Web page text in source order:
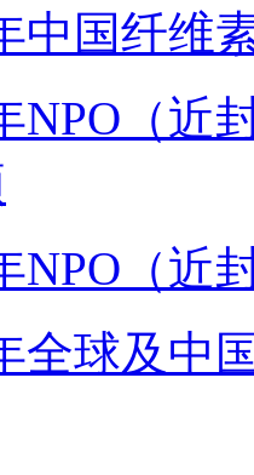
中国纤维
NPO（近
NPO（近
全球及中